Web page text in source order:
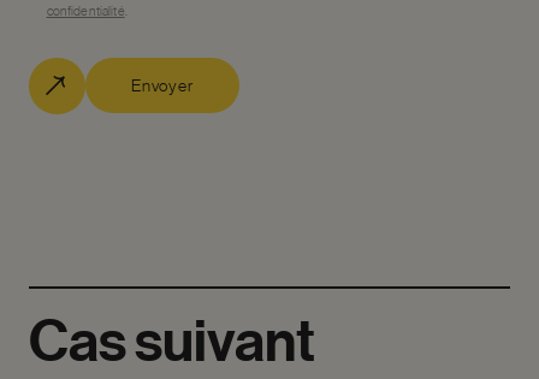
confidentialité
Envoyer
Cassuivant